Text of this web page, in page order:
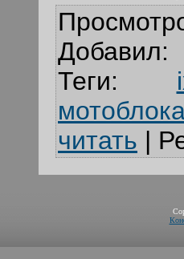
Добавил:
Теги:
читать |